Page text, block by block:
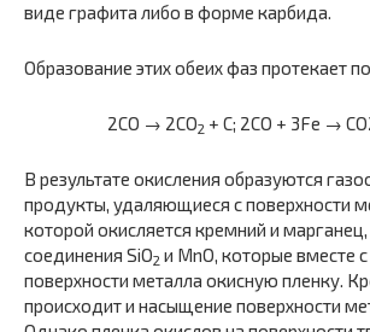
виде графита либо в форме карбида.
Образование этих обеих фаз протекает
2CO → 2CO2 + C; 2CO + 3Fe →
В результате окисления образуются
продукты, удаляющиеся с поверхности
которой окисляется кремний и
соединения SiO2 и MnO, которые вместе
поверхности металла окисную пленку.
происходит и насыщение поверхности